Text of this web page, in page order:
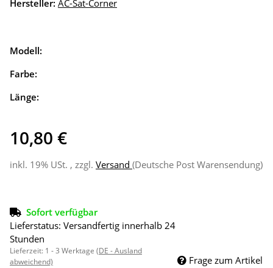
Hersteller: AC-Sat-Corner
Modell:
Farbe:
Länge:
10,80 €
inkl. 19% USt. , zzgl. Versand (Deutsche Post Warensendung)
Sofort verfügbar
Lieferstatus: Versandfertig innerhalb 24
Stunden
Lieferzeit: 1 - 3 Werktage (DE - Ausland
abweichend)
Frage zum Artikel